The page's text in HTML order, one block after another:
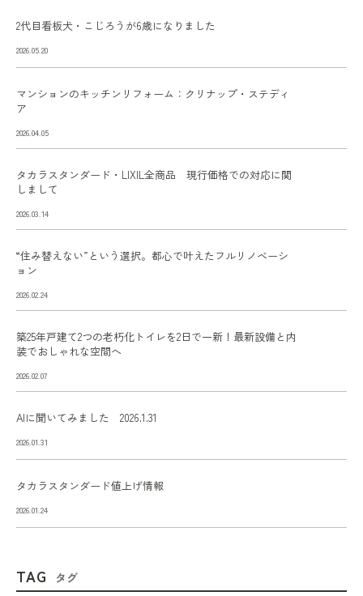
2代目看板犬・こじろうが6歳になりました
2026.05.20
マンションのキッチンリフォーム：クリナップ・ステディ
ア
2026.04.05
タカラスタンダード・LIXIL全商品 現行価格での対応に関
しまして
2026.03.14
“住み替えない”という選択。都心で叶えたフルリノベーシ
ョン
2026.02.24
築25年戸建て2つの老朽化トイレを2日で一新！最新設備と内
装でおしゃれな空間へ
2026.02.07
AIに聞いてみました 2026.1.31
2026.01.31
タカラスタンダード値上げ情報
2026.01.24
TAG タグ